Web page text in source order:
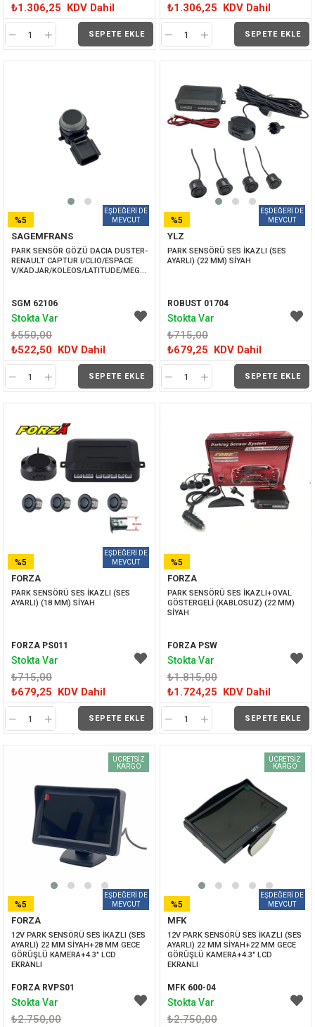
₺1.306,25 KDV Dahil
SEPETE EKLE
₺1.306,25 KDV Dahil
SEPETE EKLE
SAGEMFRANS
PARK SENSÖR GÖZÜ DACIA DUSTER-
RENAULT CAPTUR I/CLIO/ESPACE
V/KADJAR/KOLEOS/LATITUDE/MEGANE/SCENIC
SGM 62106
₺550,00
₺522,50 KDV Dahil
SEPETE EKLE
%5
İNDIRIM
Stokta Var
YLZ
PARK SENSÖRÜ SES İKAZLI (SES
AYARLI) (22 MM) SİYAH
ROBUST 01704
₺715,00
₺679,25 KDV Dahil
SEPETE EKLE
%5
İNDIRIM
Stokta Var
FORZA
PARK SENSÖRÜ SES İKAZLI (SES
AYARLI) (18 MM) SİYAH
FORZA PS011
₺715,00
₺679,25 KDV Dahil
SEPETE EKLE
%5
İNDIRIM
Stokta Var
FORZA
PARK SENSÖRÜ SES İKAZLI+OVAL
GÖSTERGELİ (KABLOSUZ) (22 MM)
SİYAH
FORZA PSW
₺1.815,00
₺1.724,25 KDV Dahil
SEPETE EKLE
%5
İNDIRIM
Stokta Var
FORZA
12V PARK SENSÖRÜ SES İKAZLI (SES
AYARLI) 22 MM SİYAH+28 MM GECE
GÖRÜŞLÜ KAMERA+4.3" LCD
EKRANLI
FORZA RVPS01
₺2.750,00
%5
İNDIRIM
ÜCRETSIZ
KARGO
Stokta Var
MFK
12V PARK SENSÖRÜ SES İKAZLI (SES
AYARLI) 22 MM SİYAH+22 MM GECE
GÖRÜŞLÜ KAMERA+4.3" LCD
EKRANLI
MFK 600-04
₺2.750,00
%5
İNDIRIM
ÜCRETSIZ
KARGO
Stokta Var